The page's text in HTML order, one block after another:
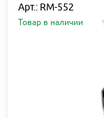
Арт.: RM-552
Товар в наличии